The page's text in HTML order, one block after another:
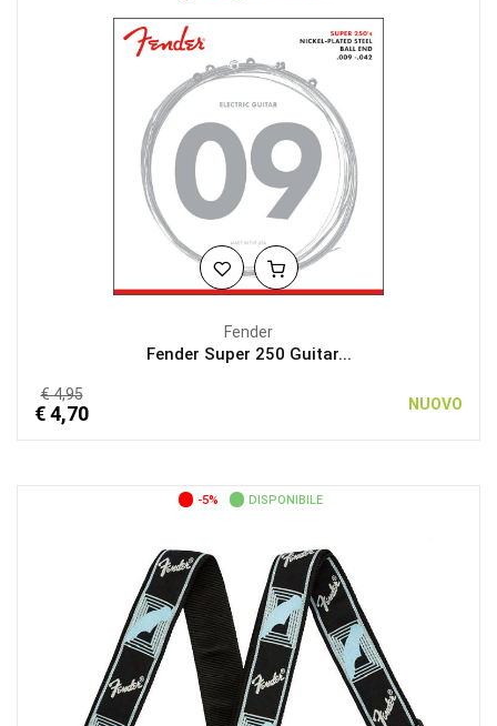
Fender
Fender Super 250 Guitar...
€ 4,95
€ 4,70 NUOVO
-5% DISPONIBILE